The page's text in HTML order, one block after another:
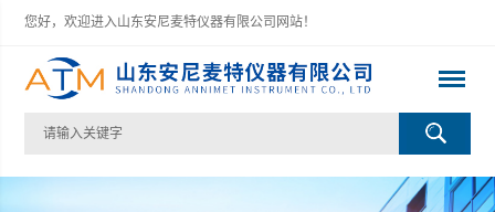
您好，欢迎进入山东安尼麦特仪器有限公司网站！